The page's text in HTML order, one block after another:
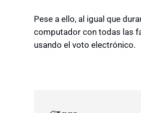
Pese a ello, al igual que
computador con todas las
usando el voto electrónico.